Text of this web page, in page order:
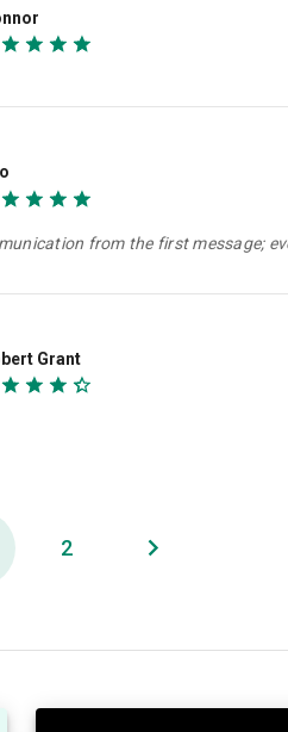
from the first message;
Grant
2